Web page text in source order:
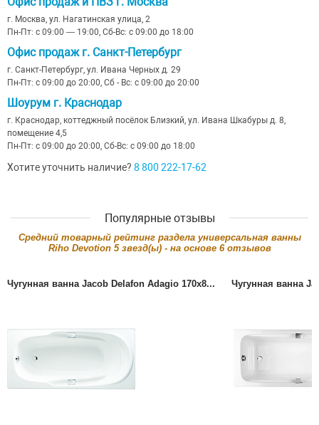
г. Москва, ул. Нагатинская улица, 2
Пн-Пт: с 09:00 — 19:00, Сб-Вс: с 09:00 до 18:00
Офис продаж г. Санкт-Петербург
г. Санкт-Петербург, ул. Ивана Черных д. 29
Пн-Пт: с 09:00 до 20:00, Сб - Вс: с 09:00 до 20:00
Шоурум г. Краснодар
г. Краснодар, коттеджный посёлок Близкий, ул. Ивана Шкабуры д. 8,
помещение 4,5
Пн-Пт: с 09:00 до 20:00, Сб-Вс: с 09:00 до 18:00
Хотите уточнить наличие? 8 800 222-17-62
Популярные отзывы
Cредний товарный рейтинг раздела универсальная ванны
Riho Devotion 5звезд(ы) - на основе 6отзывов
Чугунная ванна Jacob Delafon Adagio 170x8... Чугунная ванна